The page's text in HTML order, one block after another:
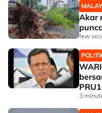
Akar
few
3